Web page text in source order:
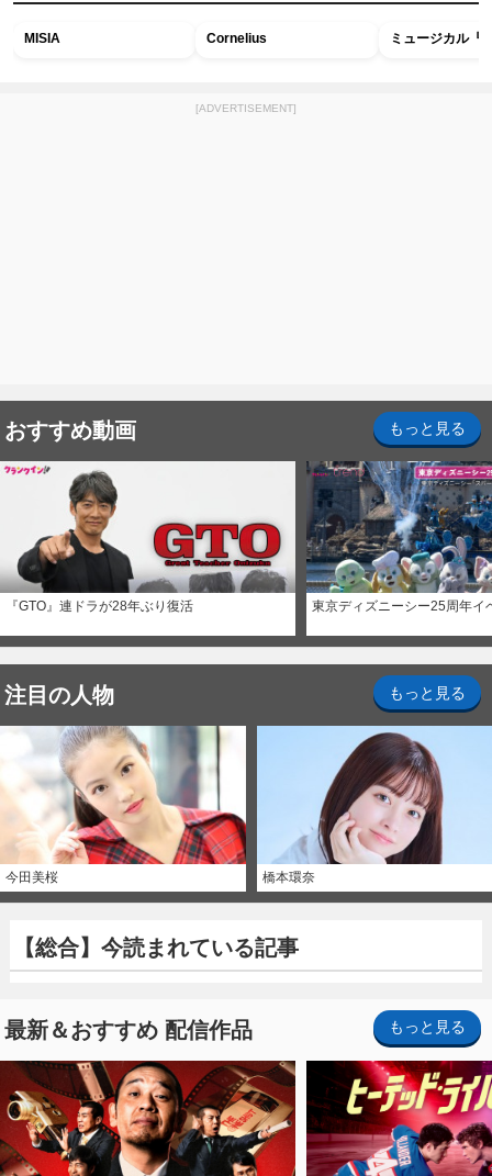
MISIA Cornelius ミュージカル『
[ADVERTISEMENT]
おすすめ動画 もっと見る
『GTO』連ドラが28年ぶり復活 東京ディズニーシー25周年イ
注目の人物 もっと見る
今田美桜 橋本環奈
【総合】今読まれている記事
最新＆おすすめ 配信作品 もっと見る